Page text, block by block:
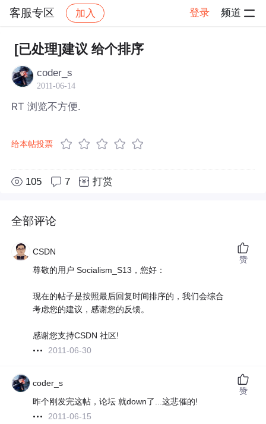
客服专区 加入 登录 频道
社区 客服专区 帖子详情
[已处理]建议 给个排序
coder_s
2011-06-14
RT 浏览不方便.
给本帖投票
105 7 打赏
全部评论
CSDN
尊敬的用户 Socialism_S13，您好：
现在的帖子是按照最后回复时间排序的，我们会综合
考虑您的建议，感谢您的反馈。
感谢您支持CSDN 社区!
2011-06-30
赞
coder_s
昨个刚发完这帖，论坛 就down了...这悲催的!
2011-06-15
赞